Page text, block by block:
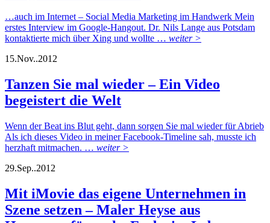
…auch im Internet – Social Media Marketing im Handwerk Mein
erstes Interview im Google-Hangout. Dr. Nils Lange aus Potsdam
kontaktierte mich über Xing und wollte … weiter >
15.Nov..2012
Tanzen Sie mal wieder – Ein Video
begeistert die Welt
Wenn der Beat ins Blut geht, dann sorgen Sie mal wieder für Abrieb
Als ich dieses Video in meiner Facebook-Timeline sah, musste ich
herzhaft mitmachen. … weiter >
29.Sep..2012
Mit iMovie das eigene Unternehmen in
Szene setzen – Maler Heyse aus